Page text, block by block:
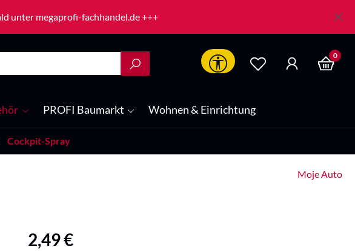
unter megaprofi-fachhandel.de +++
Werkzeugleiste anzeigen
0
PROFI Baumarkt Wohnen & Einrichtung
Cockpit-Spray
Moje Auto
Regulärer Preis:
2,49 €